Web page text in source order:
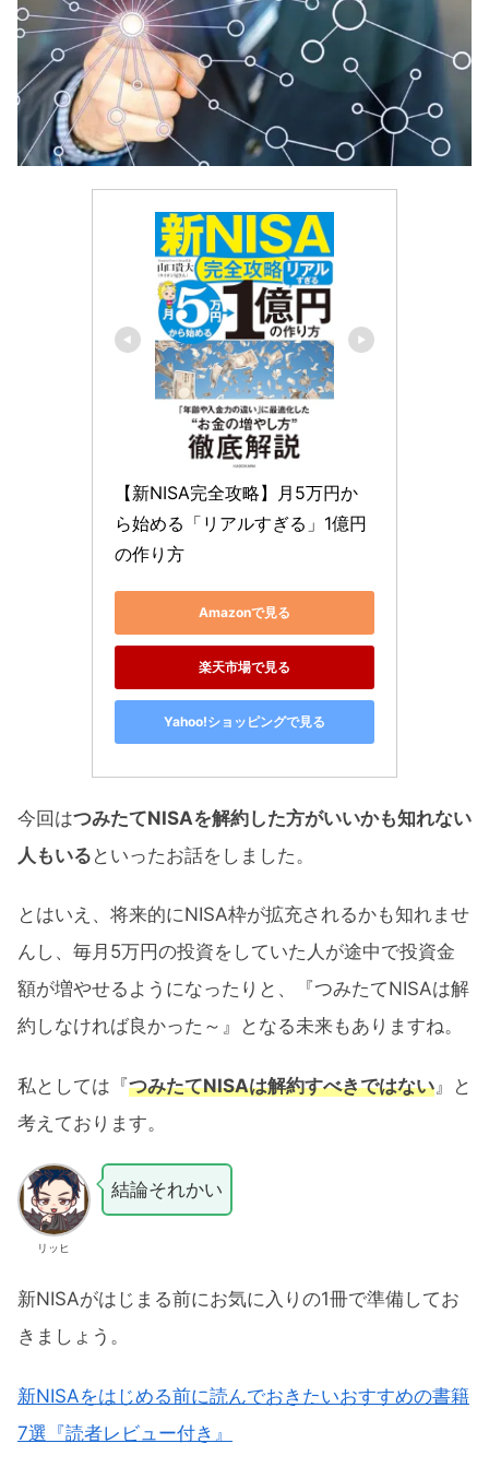
【新NISA完全攻略】月5万円か
ら始める「リアルすぎる」1億円
の作り方
Amazonで見る
楽天市場で見る
Yahoo!ショッピングで見る
今回はつみたてNISAを解約した方がいいかも知れない
人もいる といったお話をしました。
とはいえ、将来的にNISA枠が拡充されるかも知れませ
んし、毎月5万円の投資をしていた人が途中で投資金
額が増やせるようになったりと、『つみたてNISAは解
約しなければ良かった～』となる未来もありますね。
私としては『つみたてNISAは解約すべきではない 』と
考えております。
リッヒ
結論それかい
新NISAがはじまる前にお気に入りの1冊で準備してお
きましょう。
新NISAをはじめる前に読んでおきたいおすすめの書籍
7選『読者レビュー付き』